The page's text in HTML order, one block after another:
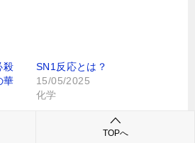
殺
華
SN1反応とは？
15/05/2025
化学
TOPへ